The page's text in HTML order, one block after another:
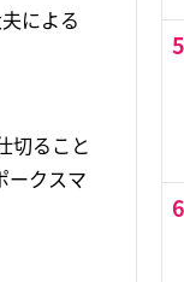
による
切ること
ークスマ